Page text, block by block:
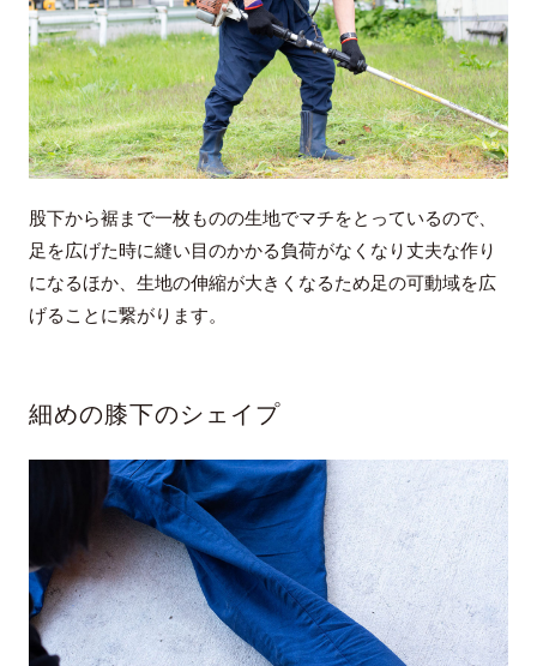
股下から裾まで一枚ものの生地でマチをとっているので、
足を広げた時に縫い目のかかる負荷がなくなり丈夫な作り
になるほか、生地の伸縮が大きくなるため足の可動域を広
げることに繋がります。
細めの膝下のシェイプ